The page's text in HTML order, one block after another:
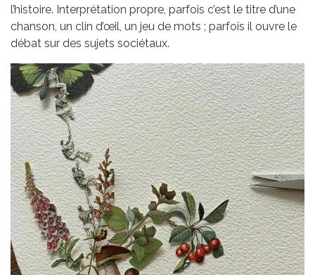
l’histoire. Interprétation propre, parfois c’est le titre d’une
chanson, un clin d’œil, un jeu de mots ; parfois il ouvre le
débat sur des sujets sociétaux.